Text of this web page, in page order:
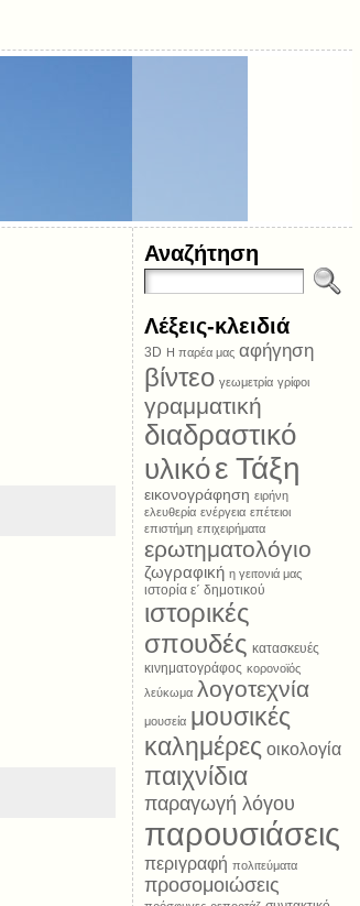
Αναζήτηση
Λέξεις-κλειδιά
3D Η παρέα μας αφήγηση
βίντεο γεωμετρία γρίφοι
γραμματική
διαδραστικό
υλικόε Τάξη
εικονογράφηση ειρήνη
ελευθερία ενέργεια επέτειοι
επιστήμη επιχειρήματα
ερωτηματολόγιο
ζωγραφική η γειτονιά μας
ιστορία ε΄ δημοτικού
ιστορικές
σπουδές κατασκευές
κινηματογράφος κορονοϊός
λεύκωμα λογοτεχνία
μουσεία μουσικές
καλημέρες οικολογία
παιχνίδια
παραγωγή λόγου
παρουσιάσεις
περιγραφή πολιτεύματα
προσομοιώσεις